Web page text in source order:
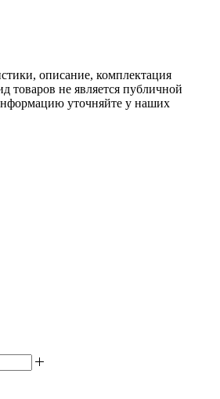
описание, комплектация
товаров не является публичной
уточняйте у наших